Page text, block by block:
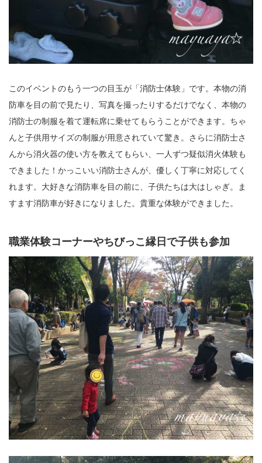
このイベントのもう一つの目玉が「消防士体験」です。本物の消
防車を目の前で見たり、写真を撮ったりするだけでなく、本物の
消防士の制服を着て運転席に乗せてもらうことができます。ちゃ
んと子供用サイズの制服が用意されていて驚き。さらに消防士さ
んから消火器の使い方を教えてもらい、一人ずつ疑似消火体験も
できました！かっこいい消防士さんが、優しく丁寧に対応してく
れます。大好きな消防車を目の前に、子供たちは大はしゃぎ。ま
すます消防車が好きになりました。貴重な体験ができました。
職業体験コーナーやちびっこ縁日で子供も参加